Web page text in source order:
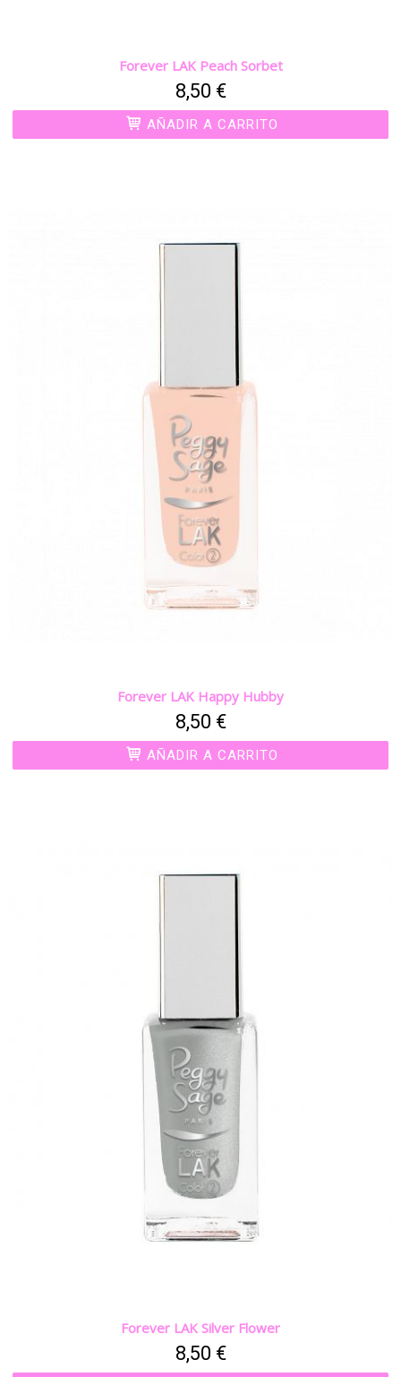
Forever LAK Peach Sorbet
8,50 €
AÑADIR A CARRITO
Forever LAK Happy Hubby
8,50 €
AÑADIR A CARRITO
Forever LAK Silver Flower
8,50 €